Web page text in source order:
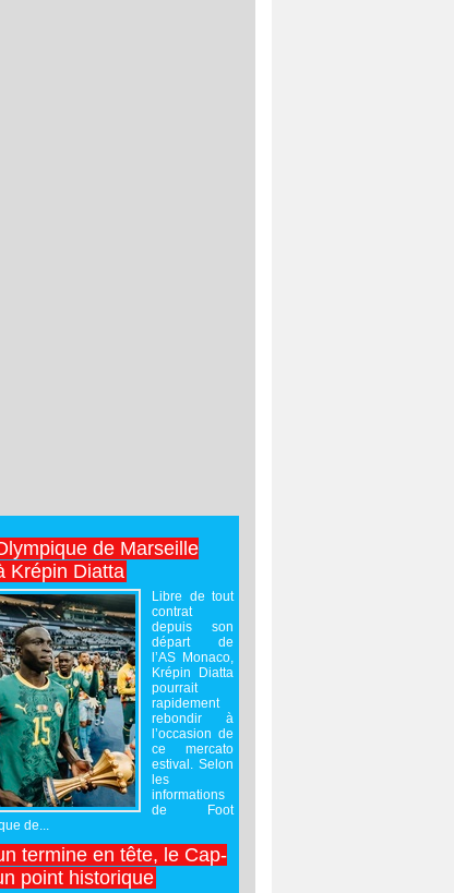
de Marseille
Krépin Diatta
Libre de tout
contrat
depuis son
départ de
l’AS Monaco,
Krépin Diatta
pourrait
rapidement
rebondir à
l’occasion de
ce mercato
estival. Selon
les
informations
de Foot
de...
termine en tête, le Cap-
point historique